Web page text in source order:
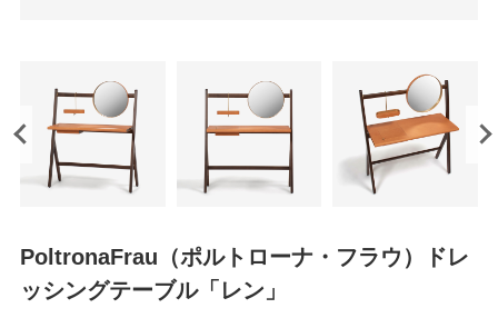
PoltronaFrau（ポルトローナ・フラウ）ドレ
ッシングテーブル「レン」